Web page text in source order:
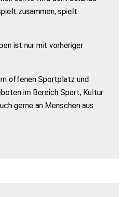
zusammen, spielt
ist nur mit vorheriger
offenen Sportplatz und
im Bereich Sport, Kultur
gerne an Menschen aus